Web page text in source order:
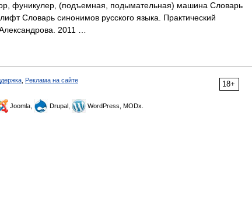
фуникулер, (подъемная, подымательная) машина Словарь
Словарь синонимов русского языка. Практический
2011 …
18+
Реклама на сайте
Joomla, Drupal, WordPress, MODx.